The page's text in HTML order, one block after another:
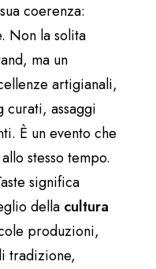
coerenza:
Non la solita
ma un
artigianali,
curati, assaggi
È un evento che
stesso tempo.
significa
della cultura
produzioni,
tradizione,